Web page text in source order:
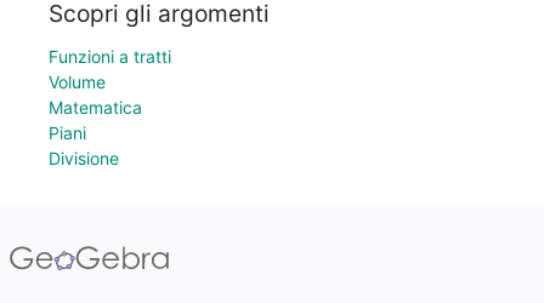
Scopri gli argomenti
Funzioni a tratti
Volume
Matematica
Piani
Divisione